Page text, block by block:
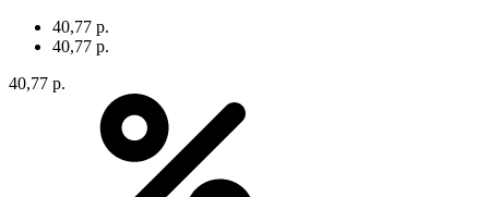
40,77 р.
40,77 р.
40,77 р.